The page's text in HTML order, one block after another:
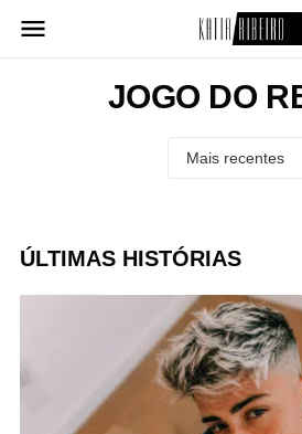
para
JOGO DO
ÚLTIMAS HISTÓRIAS